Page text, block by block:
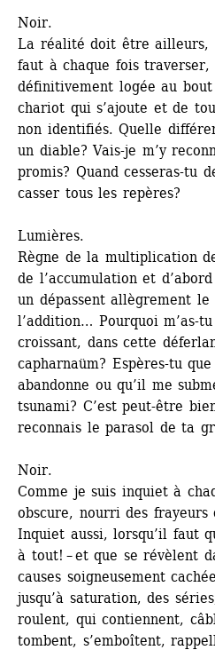
Noir.
La réalité doit être ailleurs,
faut à chaque fois
définitivement logée au
chariot qui s’ajoute et de
non identifiés. Quelle
un diable? Vais-je m’y
promis? Quand cesseras-tu
casser tous les repères?
Lumières.
Règne de la multiplication
de l’accumulation et
un dépassent allègrement
l’addition… Pourquoi m’as-
croissant, dans cette
capharnaüm? Espères-tu
abandonne ou qu’il me
tsunami? C’est peut-être
reconnais le parasol de ta
Noir.
Comme je suis inquiet à
obscure, nourri des
Inquiet aussi, lorsqu’il faut
à tout! – et que se révèlent
causes soigneusement
jusqu’à saturation, des
roulent, qui contiennent,
tombent, s’emboîtent,